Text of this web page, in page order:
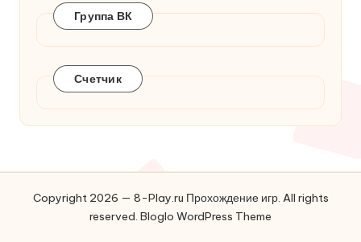
Группа ВК
Счетчик
Copyright 2026 — 8-Play.ru Прохождение игр. All rights
reserved. Bloglo WordPress Theme